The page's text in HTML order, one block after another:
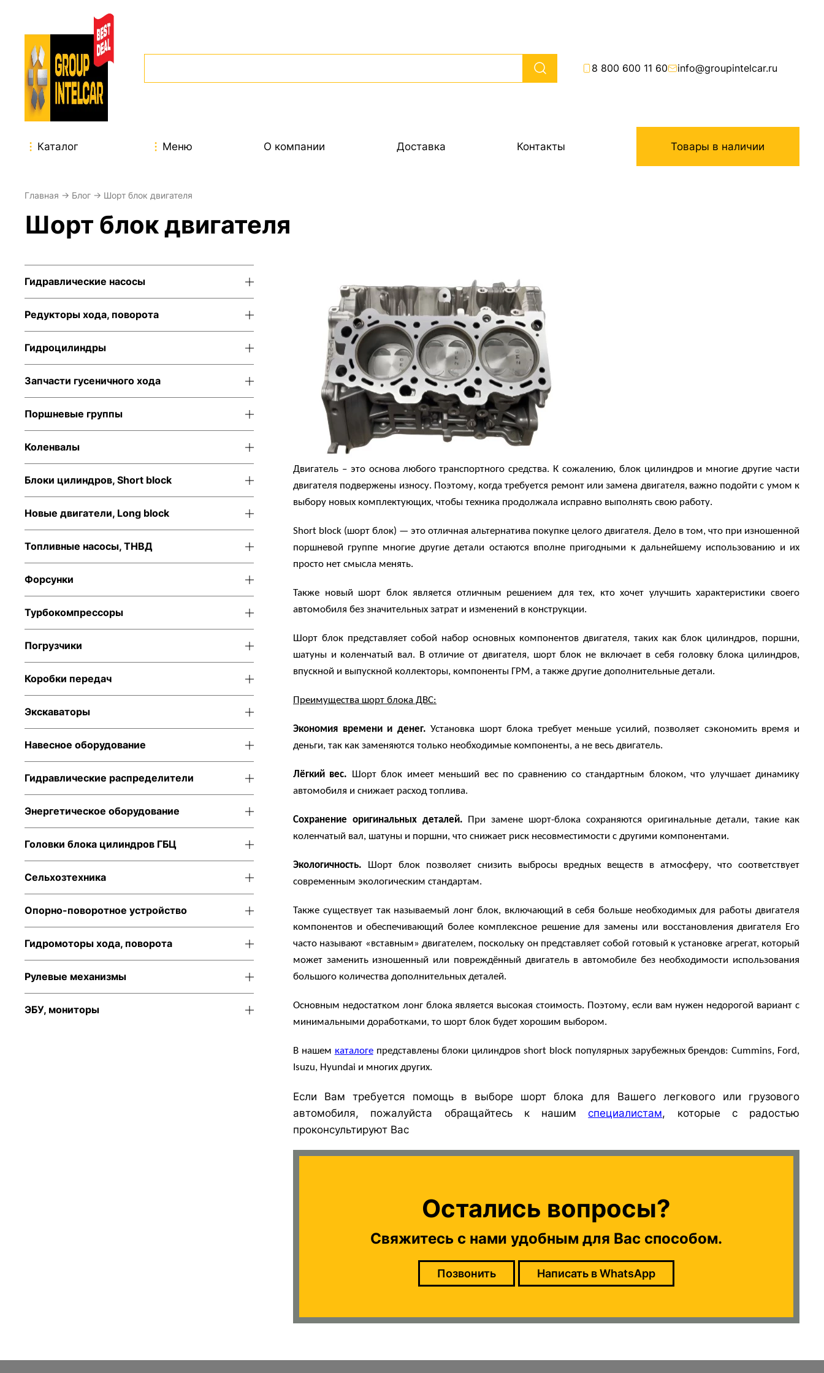
8 800 600 11 60 info@groupintelcar.ru
Каталог Меню О компании Доставка Контакты Товары в наличии
Главная → Блог → Шорт блок двигателя
Шорт блок двигателя
Гидравлические насосы
Редукторы хода, поворота
Гидроцилиндры
Запчасти гусеничного хода
Поршневые группы
Коленвалы
Блоки цилиндров, Short block
Новые двигатели, Long block
Топливные насосы, ТНВД
Форсунки
Турбокомпрессоры
Погрузчики
Коробки передач
Экскаваторы
Навесное оборудование
Гидравлические распределители
Энергетическое оборудование
Головки блока цилиндров ГБЦ
Сельхозтехника
Опорно-поворотное устройство
Гидромоторы хода, поворота
Рулевые механизмы
ЭБУ, мониторы
Двигатель – это основалюбого транспортного средства. К сожалению, блок цилиндров и многие другие части
двигателя подвержены износу. Поэтому, когда требуется ремонт или замена двигателя, важно подойти с умом к
выбору новых комплектующих, чтобы техника продолжала исправно выполнять свою работу.
Short b lock (шорт блок) — это отличная альтернатива покупке целого двигателя. Дело в том, что при изношенной
поршневой группе многие другие детали остаются вполне пригодными к дальнейшему использованию и их
просто нет смысла менять.
Также новый шорт блок является отличным решением для тех, кто хочет улучшить характеристики своего
автомобиля без значительных затрат и изменений в конструкции.
Шорт блок представляет собой набор основных компонентов двигателя, таких как блок цилиндров, поршни,
шатуны и коленчатый вал. В отличие от двигателя, шорт блок не включает в себя головку блока цилиндров,
впускной и выпускной коллекторы, компоненты ГРМ, а также другие дополнительные детали.
Преимущества шорт блока ДВС:
Экономия времени и денег. Установка шорт блока требует меньше усилий, позволяет сэкономить время и
деньги, так как заменяются только необходимые компоненты, а не весь двигатель.
Лёгкий вес. Шорт блок имеет меньший вес по сравнению со стандартным блоком, что улучшает динамику
автомобиля и снижает расход топлива.
Сохранение оригинальных деталей. При замене шорт-блока сохраняются оригинальные детали, такие как
коленчатый вал, шатуны и поршни, что снижает риск несовместимости с другими компонентами.
Экологичность. Шорт блок позволяет снизить выбросы вредных веществ в атмосферу, что соответствует
современным экологическим стандартам.
Также существует так называемый лонг блок, включающий в себя больше необходимых для работы двигателя
компонентов и обеспечивающий более комплексное решение для замены или восстановления двигателя Его
часто называют «вставным» двигателем, поскольку он представляет собой готовый к установке агрегат, который
может заменить изношенный или повреждённый двигатель в автомобиле без необходимости использования
большого количества дополнительных деталей.
Основным недостатком лонг блока является высокая стоимость. Поэтому, если вам нужен недорогой вариант с
минимальными доработками, то шорт блок будет хорошим выбором.
В нашем каталогепредставлены блоки цилиндровshort blockпопулярных зарубежных брендов:Cummins, Ford,
Isuzu, Hyundai и многих других.
Если Вам требуется помощь в выборе шорт блока для Вашего легкового или грузового
автомобиля, пожалуйста обращайтесь к нашимспециалистам, которые с радостью
проконсультируют Вас
Остались вопросы?
Свяжитесь с нами удобным для Вас способом.
Позвонить Написать в WhatsApp